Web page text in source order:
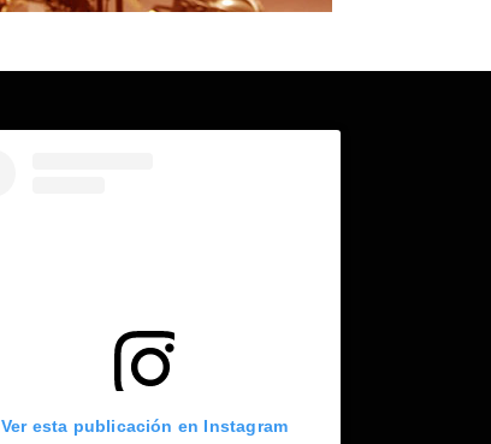
Ver esta publicación en Instagram